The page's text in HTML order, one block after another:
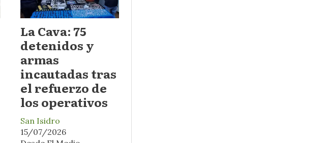
La Cava: 75
detenidos y
armas
incautadas tras
el refuerzo de
los operativos
San Isidro
15/07/2026